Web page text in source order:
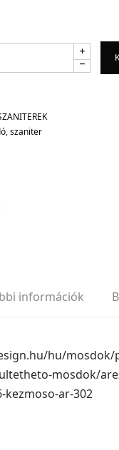
,szaniter
információk
hu/mosdok/
mosdok/
kezmoso-ar-302